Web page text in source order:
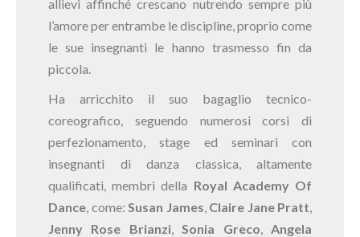
allievi affinché crescano nutrendo sempre più
l’amore per entrambe le discipline, proprio come
le sue insegnanti le hanno trasmesso fin da
piccola.
Ha arricchito il suo bagaglio tecnico-
coreografico, seguendo numerosi corsi di
perfezionamento, stage ed seminari con
insegnanti di danza classica, altamente
qualificati, membri della Royal Academy Of
Dance , come: Susan James Claire Jane Pratt
Jenny Rose Brianzi, Sonia Greco
Angela